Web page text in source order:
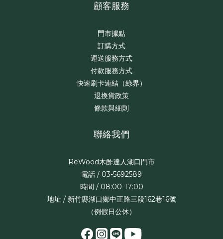
顧客服務
門市據點
訂購方式
運送服務方式
付款服務方式
快速刷卡連結（綠界）
退換貨政策
條款與細則
聯絡我們
ReWood木酢達人湖口門市
電話 / 03-5692589
時間 / 08:00-17:00
地址 / 新竹縣湖口鄉中正路三段162巷16號
（例假日公休）